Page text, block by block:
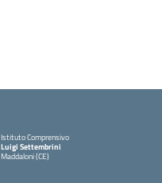
Istituto Comprensivo
Luigi Settembrini
Maddaloni (CE)